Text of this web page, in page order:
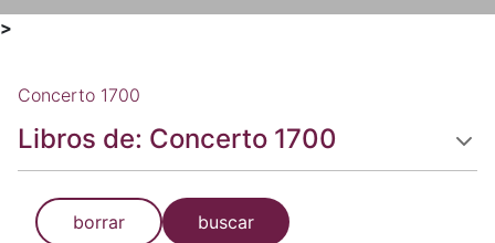
>
Concerto 1700
Libros de: Concerto 1700
borrar buscar